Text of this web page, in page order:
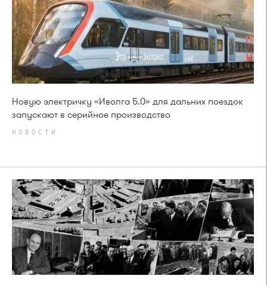
Новую электричку «Иволга 5.0» для дальних поездок
запускают в серийное производство
НОВОСТИ